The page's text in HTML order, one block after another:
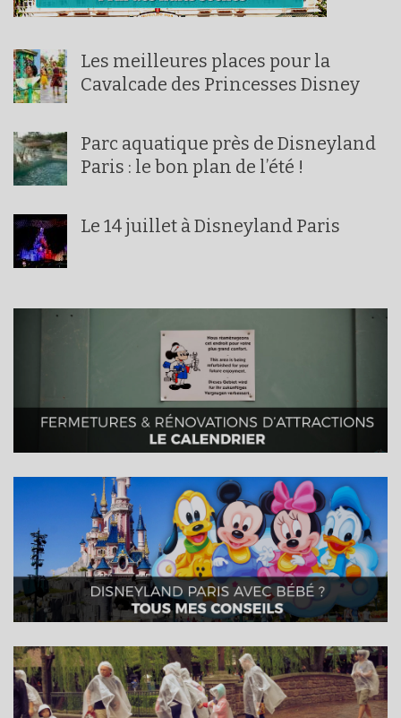
Les meilleures places pour la
Cavalcade des Princesses Disney
Parc aquatique près de Disneyland
Paris : le bon plan de l’été !
Le 14 juillet à Disneyland Paris